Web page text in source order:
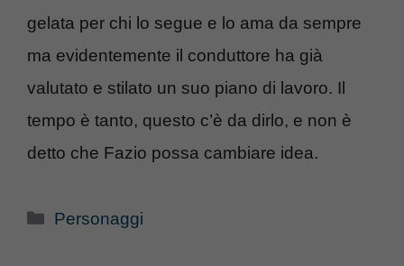
gelata per chi lo segue e lo ama da sempre
ma evidentemente il conduttore ha già
valutato e stilato un suo piano di lavoro. Il
tempo è tanto, questo c’è da dirlo, e non è
detto che Fazio possa cambiare idea.
Categorie
Personaggi